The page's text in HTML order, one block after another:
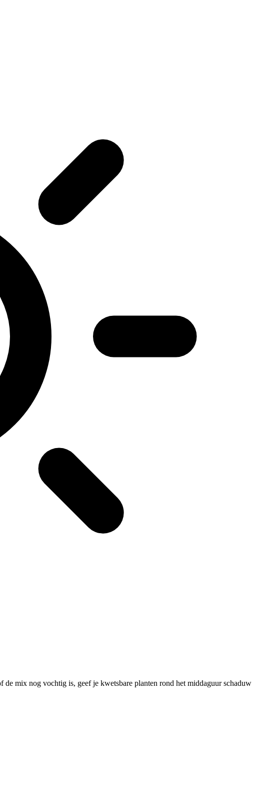
mix nog vochtig is, geef je kwetsbare planten rond het middaguur schaduw